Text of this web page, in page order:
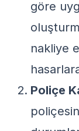
göre
nakliye
Poliçe